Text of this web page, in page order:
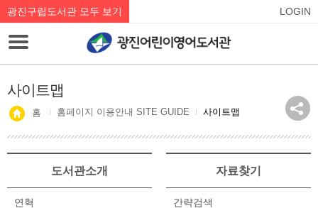
광진구립도서관 모두 보기 LOGIN
사이트맵
홈 홈페이지 이용안내 SITE GUIDE 사이트맵
도서관소개
연혁
자료찾기
간략검색